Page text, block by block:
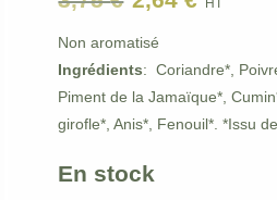
initial
était :
3,75 €.
est :
2,64 €.
Non aromatisé
Ingrédients: Coriandre*,
Piment de la Jamaïque*,
girofle*, Anis*, Fenouil*. *Issu
En stock